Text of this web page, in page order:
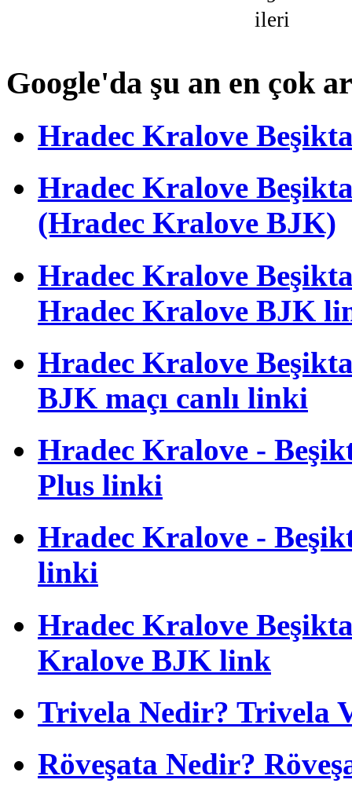
ileri
Google'da şu an en çok
Hradec Kralove
Hradec Kralove
(Hradec Kralove BJK)
Hradec Kralove
Hradec Kralove BJK
Hradec Kralove
BJK maçı canlı linki
Hradec Kralove -
Plus linki
Hradec Kralove -
linki
Hradec Kralove
Kralove BJK link
Trivela Nedir? Trivela
Röveşata Nedir?